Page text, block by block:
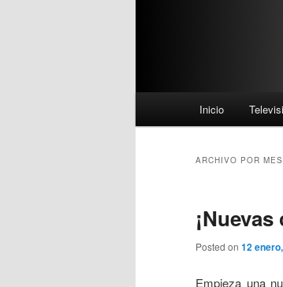
Inicio
ARCHIVO POR
Posted on 12
Empieza una